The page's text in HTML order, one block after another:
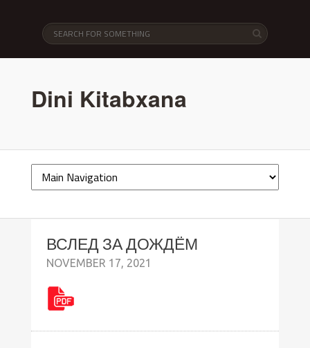
Dini Kitabxana
ВСЛЕД ЗА ДОЖДЁМ
NOVEMBER 17, 2021